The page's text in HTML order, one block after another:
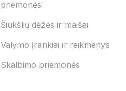
priemonės
Šiukšlių dėžės ir maišai
Valymo įrankiai ir reikmenys
Skalbimo priemonės